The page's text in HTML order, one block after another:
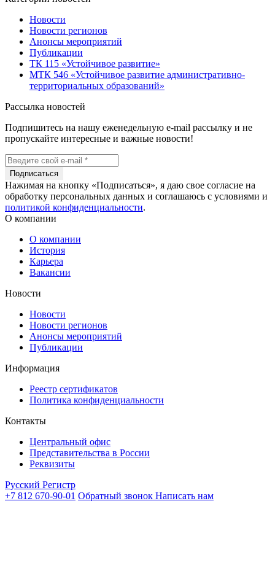
Новости
Новости регионов
Анонсы мероприятий
Публикации
ТК 115 «Устойчивое развитие»
МТК 546 «Устойчивое развитие административно-
территориальных образований»
Рассылка новостей
Подпишитесь на нашу еженедельную e-mail рассылку и не
пропускайте интересные и важные новости!
Нажимая на кнопку «Подписаться», я даю свое согласие на
обработку персональных данных и соглашаюсь с условиями и
политикой конфиденциальности.
О компании
О компании
История
Карьера
Вакансии
Новости
Новости
Новости регионов
Анонсы мероприятий
Публикации
Информация
Реестр сертификатов
Политика конфиденциальности
Контакты
Центральный офис
Представительства в России
Реквизиты
Русский Регистр
+7 812 670-90-01 Обратный звонок Написать нам